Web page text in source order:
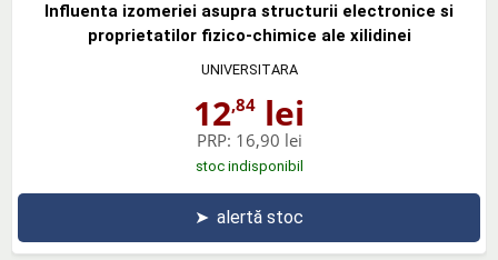
Influenta izomeriei asupra structurii electronice si
proprietatilor fizico-chimice ale xilidinei
UNIVERSITARA
12,84 lei
PRP: 16,90 lei
stoc indisponibil
➤ alertă stoc